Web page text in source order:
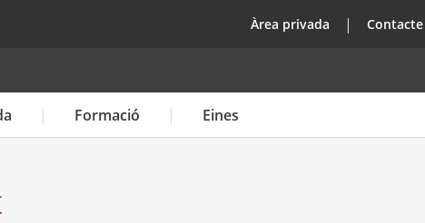
top
Àrea privada Contacte
Formació Eines